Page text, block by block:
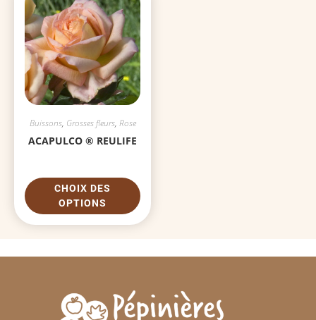
Buissons, Grosses fleurs, Rose
ACAPULCO ® REULIFE
CHOIX DES
OPTIONS